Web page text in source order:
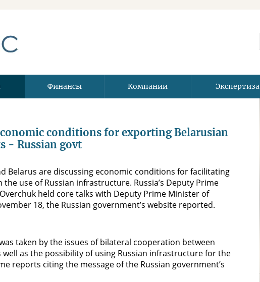
Финансы Компании Экспертиза
conditions for exporting Belarusian
- Russian govt
Belarus are discussing economic conditions for facilitating
use of Russian infrastructure. Russia’s Deputy Prime
held core talks with Deputy Prime Minister of
18, the Russian government’s website reported.
taken by the issues of bilateral cooperation between
well as the possibility of using Russian infrastructure for the
reports citing the message of the Russian government’s